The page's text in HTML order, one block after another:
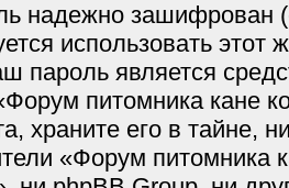
надежно зашифрован
использовать этот
пароль является
питомника кане
храните его в тайне,
«Форум питомника